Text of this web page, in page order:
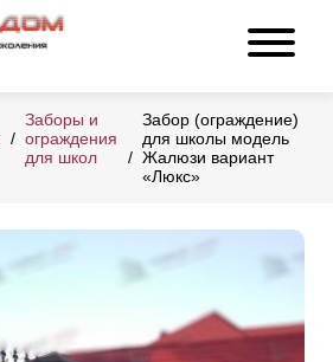
Заборы и
ограждения
для школ
Забор (ограждение)
для школы модель
Жалюзи вариант
«Люкс»